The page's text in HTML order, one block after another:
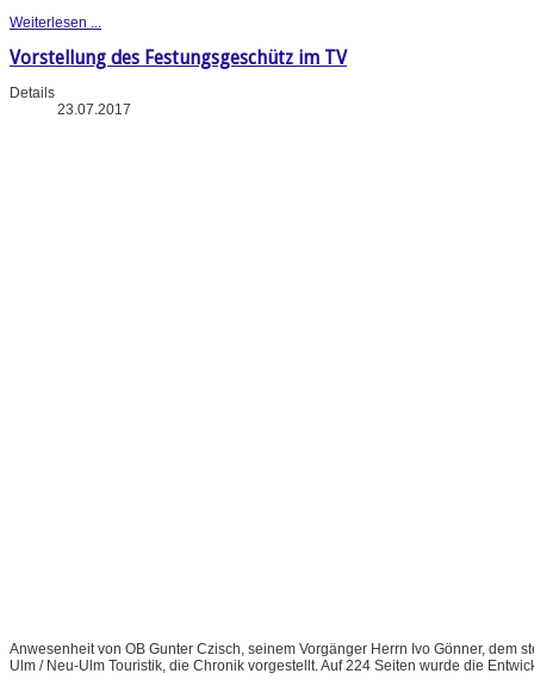
Weiterlesen ...
Vorstellung des Festungsgeschütz im TV
Details
23.07.2017
Anwesenheit von OB Gunter Czisch, seinem Vorgänger Herrn Ivo Gönner, dem
Ulm / Neu-Ulm Touristik, die Chronik vorgestellt. Auf 224 Seiten wurde die